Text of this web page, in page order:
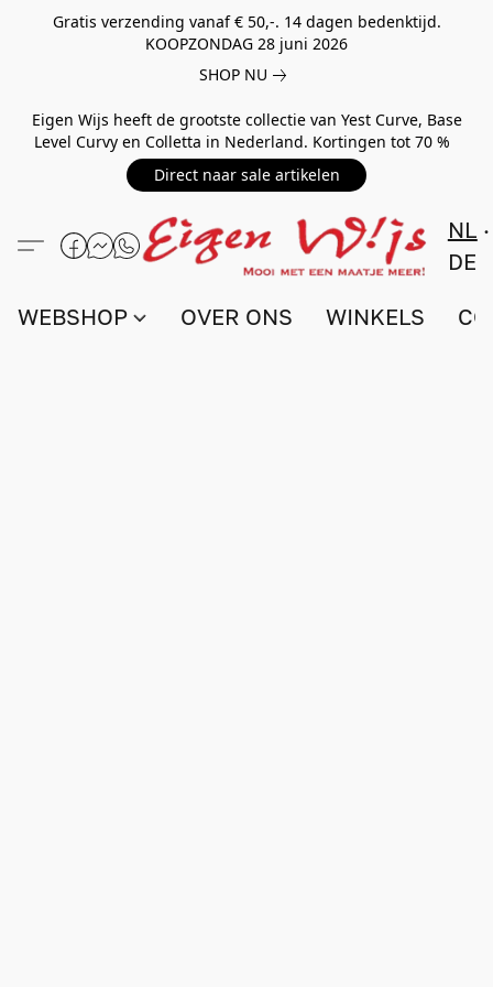
Gratis verzending vanaf € 50,-. 14 dagen bedenktijd.
KOOPZONDAG 28 juni 2026
SHOP NU
Eigen Wijs heeft de grootste collectie van Yest Curve, Base
Level Curvy en Colletta in Nederland. Kortingen tot 70 %
Direct naar sale artikelen
NL
DE
WEBSHOP OVER ONS WINKELS